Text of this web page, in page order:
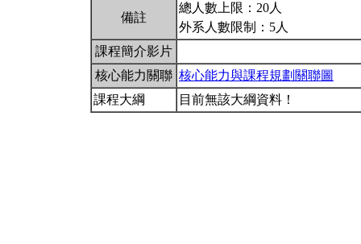
備註
總人數上限：20人
外系人數限制：5人
課程簡介影片
核心能力關聯 核心能力與課程規劃關聯圖
課程大綱
目前無該大綱資料！